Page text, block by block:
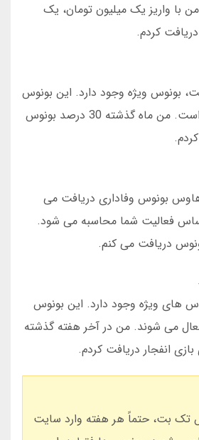
با واریز یک میلیون تومان، یک
کردم.
بونوس ویژه وجود دارد. این بونوس
وابسته به مبلغ شرط است. من ماه گذشته 30 درصد بونوس
بونوس وفاداری دریافت می
فعالیت شما محاسبه می شود.
های ویژه وجود دارد. این بونوس
می شوند. من در آخر هفته گذشته
تک بت، حتماً هر هفته وارد سایت